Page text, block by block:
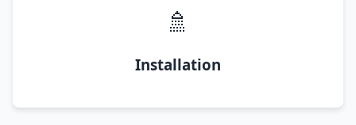
🚿
Installation